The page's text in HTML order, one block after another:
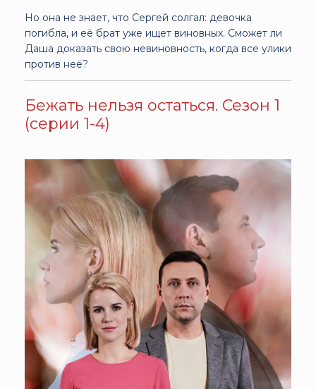
Но она не знает, что Сергей солгал: девочка
погибла, и её брат уже ищет виновных. Сможет ли
Даша доказать свою невиновность, когда все улики
против неё?
Бежать нельзя остаться. Сезон 1
(серии 1-4)